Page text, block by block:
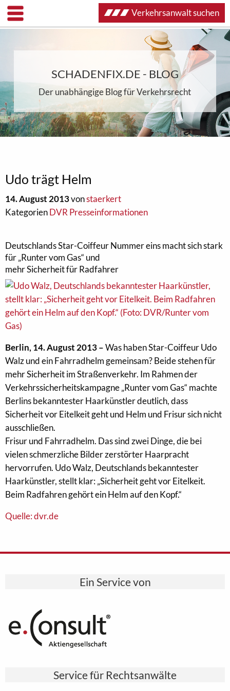
SCHADENFIX.DE - BLOG
Der unabhängige Blog für Verkehrsrecht
Udo trägt Helm
14. August 2013vonstaerkert
KategorienDVR Presseinformationen
Deutschlands Star-Coiffeur Nummer eins macht sich stark
für „Runter vom Gas“ und
mehr Sicherheit für Radfahrer
Berlin, 14. August 2013 –Was haben Star-Coiffeur Udo
Walz und ein Fahrradhelm gemeinsam? Beide stehen für
mehr Sicherheit im Straßenverkehr. Im Rahmen der
Verkehrssicherheitskampagne „Runter vom Gas“ machte
Berlins bekanntester Haarkünstler deutlich, dass
Sicherheit vor Eitelkeit geht und Helm und Frisur sich nicht
ausschließen.
Frisur und Fahrradhelm. Das sind zwei Dinge, die bei
vielen schmerzliche Bilder zerstörter Haarpracht
hervorrufen. Udo Walz, Deutschlands bekanntester
Haarkünstler, stellt klar: „Sicherheit geht vor Eitelkeit.
Beim Radfahren gehört ein Helm auf den Kopf.“
Quelle: dvr.de
Ein Service von
Service für Rechtsanwälte
Verkehrsanwalt suchen